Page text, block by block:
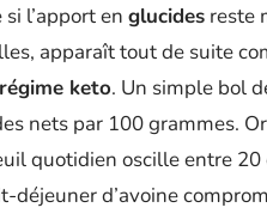
l’apport en glucides reste
apparaît tout de suite
keto. Un simple bol
nets par 100 grammes.
quotidien oscille entre
déjeuner d’avoine